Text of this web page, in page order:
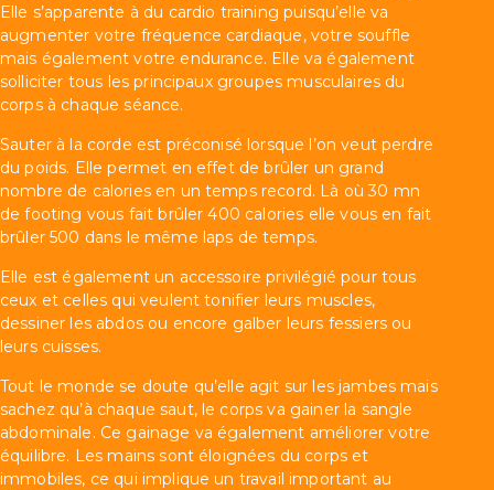
Elle s’apparente à du cardio training puisqu’elle va
augmenter votre fréquence cardiaque, votre souffle
mais également votre endurance. Elle va également
solliciter tous les principaux groupes musculaires du
corps à chaque séance.
Sauter à la corde est préconisé lorsque l’on veut perdre
du poids. Elle permet en effet de brûler un grand
nombre de calories en un temps record. Là où 30 mn
de footing vous fait brûler 400 calories elle vous en fait
brûler 500 dans le même laps de temps.
Elle est également un accessoire privilégié pour tous
ceux et celles qui veulent tonifier leurs muscles,
dessiner les abdos ou encore galber leurs fessiers ou
leurs cuisses.
Tout le monde se doute qu’elle agit sur les jambes mais
sachez qu’à chaque saut, le corps va gainer la sangle
abdominale. Ce gainage va également améliorer votre
équilibre. Les mains sont éloignées du corps et
immobiles, ce qui implique un travail important au